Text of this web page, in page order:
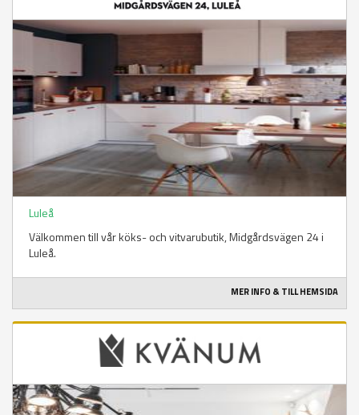
Luleå
Välkommen till vår köks- och vitvarubutik, Midgårdsvägen 24 i
Luleå.
MER INFO & TILL HEMSIDA